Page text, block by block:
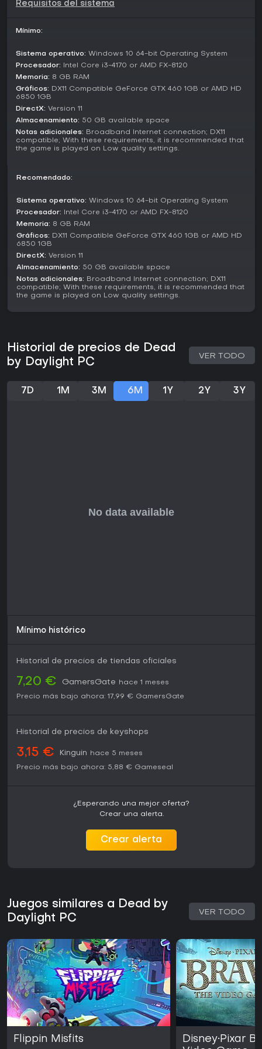
continúa en 2026, permite votaciones comunitarias para
de Phase 2 en febrero impulsando esta iniciativa.
A marzo de 2026, el juego ofrece cross-platform play en PC,
licencia, ampliando el elenco de Asesinos y Supervivientes.
¿Merece la pena?
tiempo, Dead by Daylight ha forjado una comunidad
masiva de más de 60 millones de jugadores, gracias a su
contenido impulsado por la comunidad mantienen la
matchmaking.
Si te gustan los multijugador asimétricos con temas de
terror, profundidad estratégica en persecuciones y
elementos de supervivencia cooperativa, este juego brinda
un alto valor de rejugabilidad. Es ideal para quienes
grupo o colas en solitario en su estado actual.
Requisitos del sistema
Mínimo:
Sistema operativo: Windows 10 64-bit Operating System
Procesador: Intel Core i3-4170 or AMD FX-8120
Memoria: 8 GB RAM
Gráficos: DX11 Compatible GeForce GTX 460 1GB or AMD HD
6850 1GB
DirectX: Version 11
Almacenamiento: 50 GB available space
Notas adicionales: Broadband Internet connection; DX11
compatible; With these requirements, it is recommended that
the game is played on Low quality settings.
Recomendado:
Sistema operativo: Windows 10 64-bit Operating System
Procesador: Intel Core i3-4170 or AMD FX-8120
Memoria: 8 GB RAM
Gráficos: DX11 Compatible GeForce GTX 460 1GB or AMD HD
6850 1GB
DirectX: Version 11
Almacenamiento: 50 GB available space
Notas adicionales: Broadband Internet connection; DX11
compatible; With these requirements, it is recommended that
the game is played on Low quality settings.
Historial de precios de Dead
by Daylight PC
VER TODO
7D 1M 3M 6M 1Y 2Y 3Y
Mínimo histórico
Historial de precios de tiendas oficiales
7,20 € GamersGate
hace 1 meses
Precio más bajo ahora: 17,99 € GamersGate
Historial de precios de keyshops
3,15 € Kinguin
hace 5 meses
Precio más bajo ahora: 5,88 € Gameseal
¿Esperando una mejor oferta?
Crear una alerta.
Crear alerta
Juegos similares a Dead by
Daylight PC
VER TODO
Flippin Misfits
Disney•Pixar